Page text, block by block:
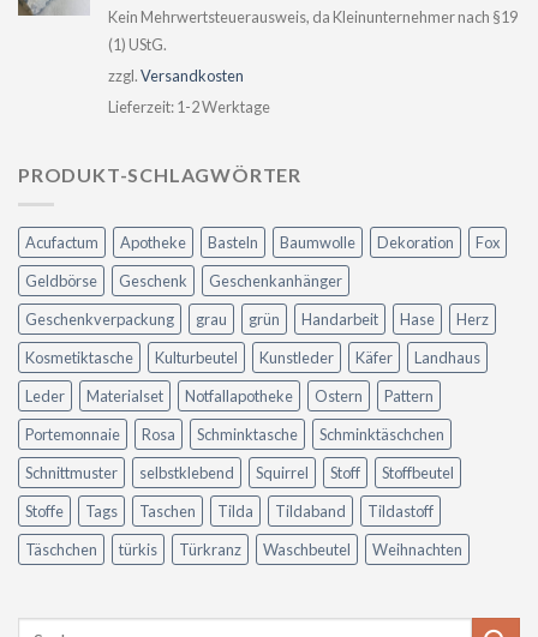
Kein Mehrwertsteuerausweis, da Kleinunternehmer nach §19
(1) UStG.
zzgl.Versandkosten
Lieferzeit:1-2 Werktage
PRODUKT-SCHLAGWÖRTER
Acufactum Apotheke Basteln Baumwolle Dekoration
Fox
Geldbörse
Geschenk
Geschenkanhänger
Geschenkverpackung
grau grün Handarbeit Hase
Herz
Kosmetiktasche
Kulturbeutel Kunstleder Käfer
Landhaus
Leder
Materialset Notfallapotheke Ostern
Pattern
Portemonnaie
Rosa Schminktasche
Schminktäschchen
Schnittmuster
selbstklebend Squirrel Stoff
Stoffbeutel
Stoffe
Tags Taschen Tilda Tildaband
Tildastoff
Täschchen
türkis Türkranz Waschbeutel Weihnachten